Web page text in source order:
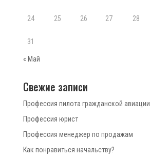
24 25 26 27 28
31
« Май
Свежие записи
Профессия пилота гражданской авиации
Профессия юрист
Профессия менеджер по продажам
Как понравиться начальству?